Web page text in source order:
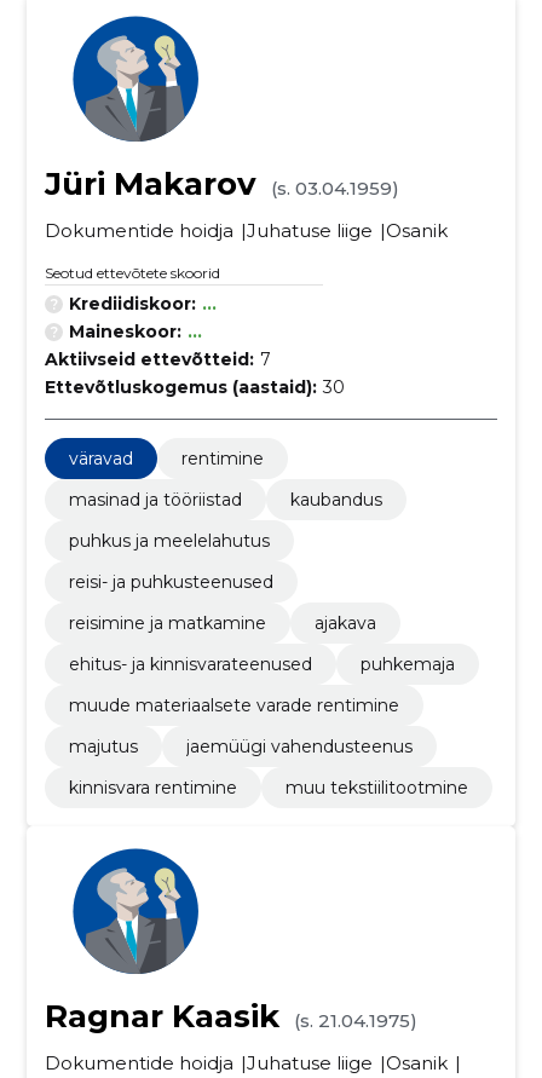
Jüri Makarov
(s. 03.04.1959)
Dokumentide hoidja
Juhatuse liige Osanik
Seotud ettevõtete skoorid
Krediidiskoor: ...
Maineskoor: ...
Aktiivseid ettevõtteid: 7
Ettevõtluskogemus (aastaid): 30
väravad
rentimine
masinad ja tööriistad
kaubandus
puhkus ja meelelahutus
reisi- ja puhkusteenused
reisimine ja matkamine
ajakava
ehitus- ja kinnisvarateenused
puhkemaja
muude materiaalsete varade rentimine
majutus
jaemüügi vahendusteenus
kinnisvara rentimine
muu tekstiilitootmine
Ragnar Kaasik
(s. 21.04.1975)
Dokumentide hoidja
Juhatuse liige
Osanik